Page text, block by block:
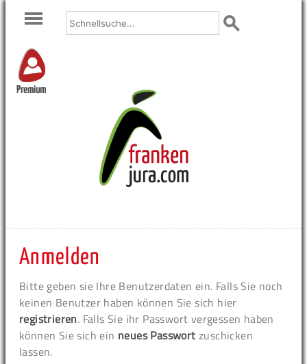
Premium
Anmelden
Bitte geben sie Ihre Benutzerdaten ein. Falls Sie noch
keinen Benutzer haben können Sie sich hier
registrieren. Falls Sie ihr Passwort vergessen haben
können Sie sich ein neues Passwort zuschicken
lassen.